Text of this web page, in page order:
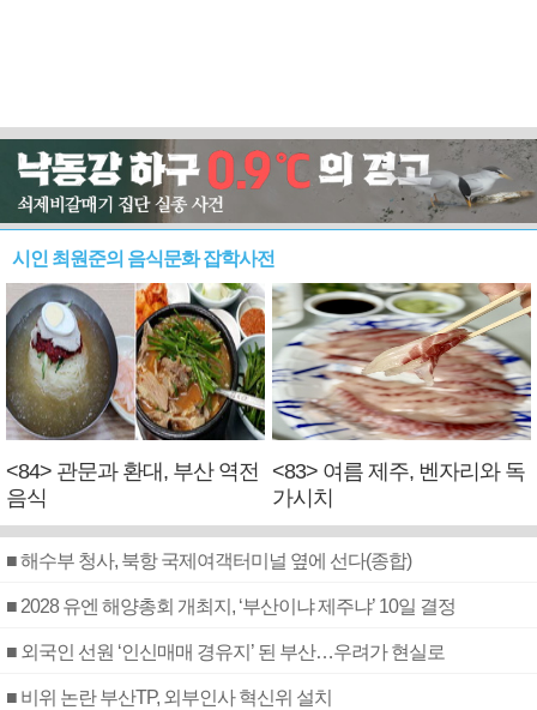
시인 최원준의 음식문화 잡학사전
<84> 관문과 환대, 부산 역전
음식
<83> 여름 제주, 벤자리와 독
가시치
■ 해수부 청사, 북항 국제여객터미널 옆에 선다(종합)
■ 2028 유엔 해양총회 개최지, ‘부산이냐 제주냐’ 10일 결정
■ 외국인 선원 ‘인신매매 경유지’ 된 부산…우려가 현실로
■ 비위 논란 부산TP, 외부인사 혁신위 설치